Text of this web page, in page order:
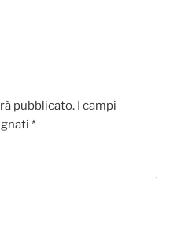
pubblicato. I campi
*